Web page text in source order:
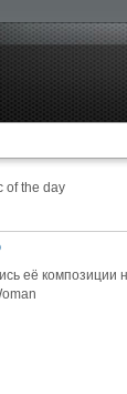
of the day
её композиции